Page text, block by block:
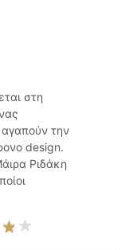
στη
την
design.
Ριδάκη